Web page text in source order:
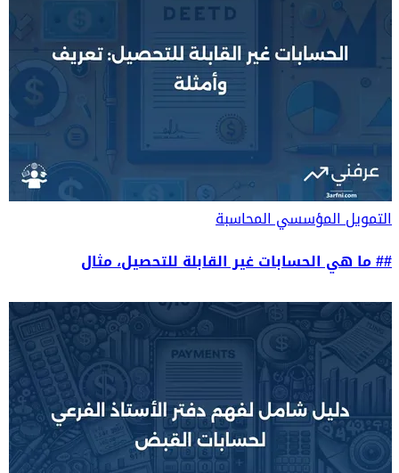
التمويل المؤسسيالمحاسبة
## ما هي الحسابات غير القابلة للتحصيل، مثال